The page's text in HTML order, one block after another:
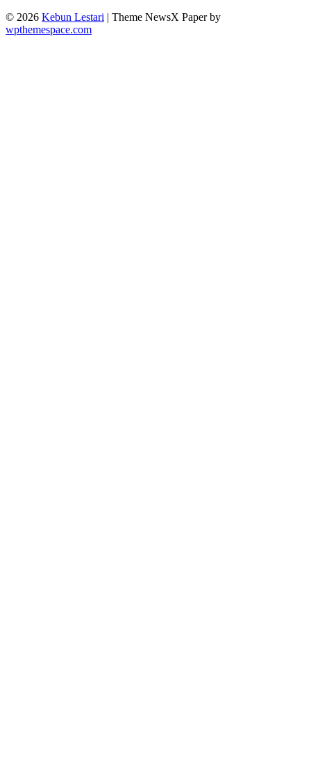
© 2026 Kebun Lestari | Theme NewsX Paper by
wpthemespace.com